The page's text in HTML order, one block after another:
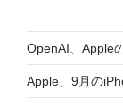
OpenAI、Apple
Apple、9月の